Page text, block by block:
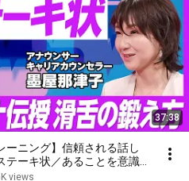
37:38
ーニング】信頼される話し
ーキ状／あることを意識す
りーぱみゅぱみゅ」が言え
views